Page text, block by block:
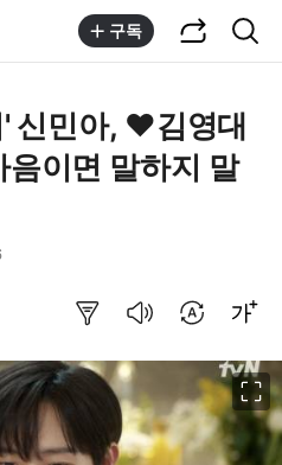
구독
신민아, ♥김영대
이면 말하지 말